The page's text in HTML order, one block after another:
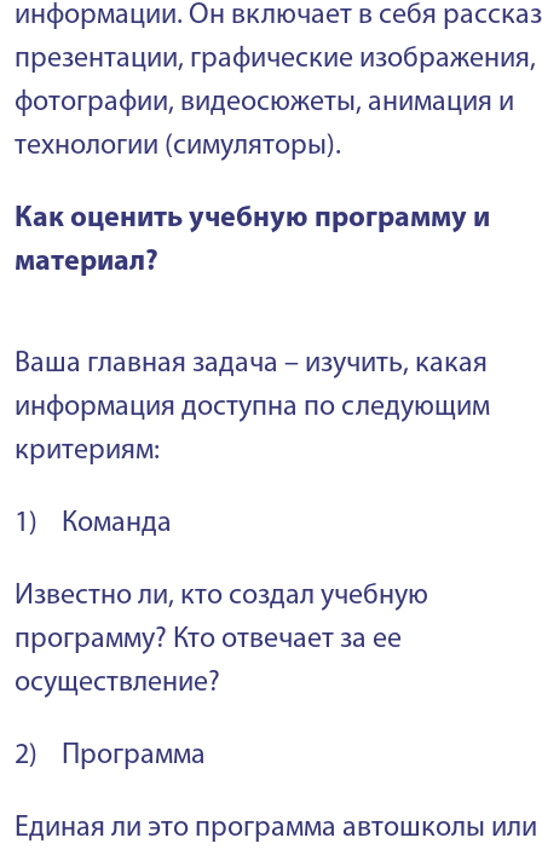
информации. Он включает в себя
презентации, графические изображения,
фотографии, видеосюжеты, анимация и
технологии (симуляторы).
Как оценить учебную программу и
материал?
Ваша главная задача – изучить, какая
информация доступна по следующим
критериям:
1) Команда
Известно ли, кто создал учебную
программу? Кто отвечает за ее
осуществление?
2) Программа
Единая ли это программа автошколы или